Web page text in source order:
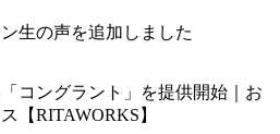
生の声を追加しました